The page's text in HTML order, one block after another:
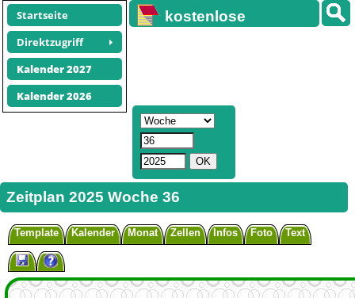
Startseite
Direktzugriff
Kalender 2027
Kalender 2026
kostenlose
Zeitplan 2025 Woche 36
Template Kalender Monat Zellen Infos Foto Text